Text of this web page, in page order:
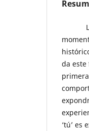
La
da este
‘tú’ es